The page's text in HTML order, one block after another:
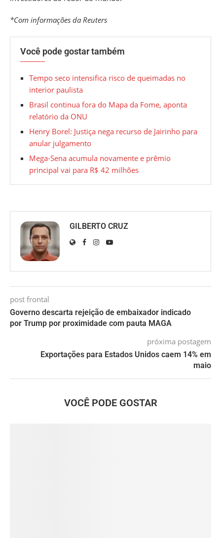
*Com informações da Reuters
Você pode gostar também
Tempo seco intensifica risco de queimadas no
interior paulista
Brasil continua fora do Mapa da Fome, aponta
relatório da ONU
Henry Borel: Justiça nega recurso de Jairinho para
anular julgamento
Mega-Sena acumula novamente e prêmio
principal vai para R$ 42 milhões
GILBERTO CRUZ
post frontal
Governo descarta rejeição de embaixador indicado
por Trump por proximidade com pauta MAGA
próxima postagem
Exportações para Estados Unidos caem 14% em
maio
VOCÊ PODE GOSTAR